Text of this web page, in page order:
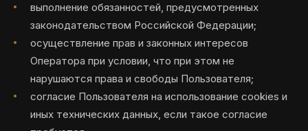
выполнение обязанностей, предусмотренных
законодательством Российской Федерации;
осуществление прав и законных интересов
Оператора при условии, что при этом не
нарушаются права и свободы Пользователя;
согласие Пользователя на использование cookies и
иных технических данных, если такое согласие